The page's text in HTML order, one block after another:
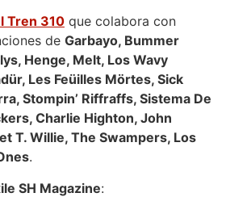
Tren 310que colabora con
de Garbayo, Bummer
Henge, Melt, Los Wavy
Les Feüilles Mörtes, Sick
Stompin’ Riffraffs, Sistema De
Charlie Highton, John
T. Willie, The Swampers, Los
.
SH Magazine: